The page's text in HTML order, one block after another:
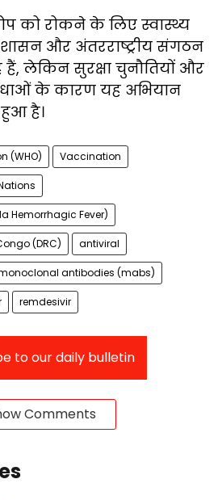
को रोकने के लिए स्वास्थ्य
और अंतरराष्ट्रीय संगठन
लेकिन सुरक्षा चुनौतियों और
के कारण यह अभियान
है।
(WHO) Vaccination
Hemorrhagic Fever)
(DRC) antiviral
antibodies (mabs)
remdesivir
to our daily bulletin
Comments